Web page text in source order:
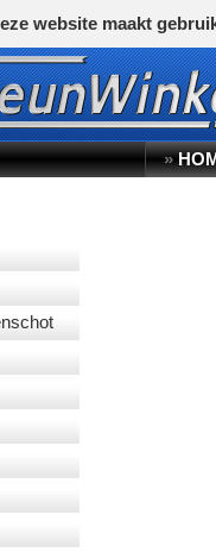
»
website maakt